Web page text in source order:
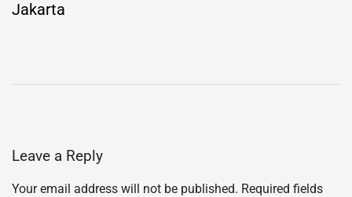
Jakarta
Leave a Reply
Your email address will not be published. Required fields